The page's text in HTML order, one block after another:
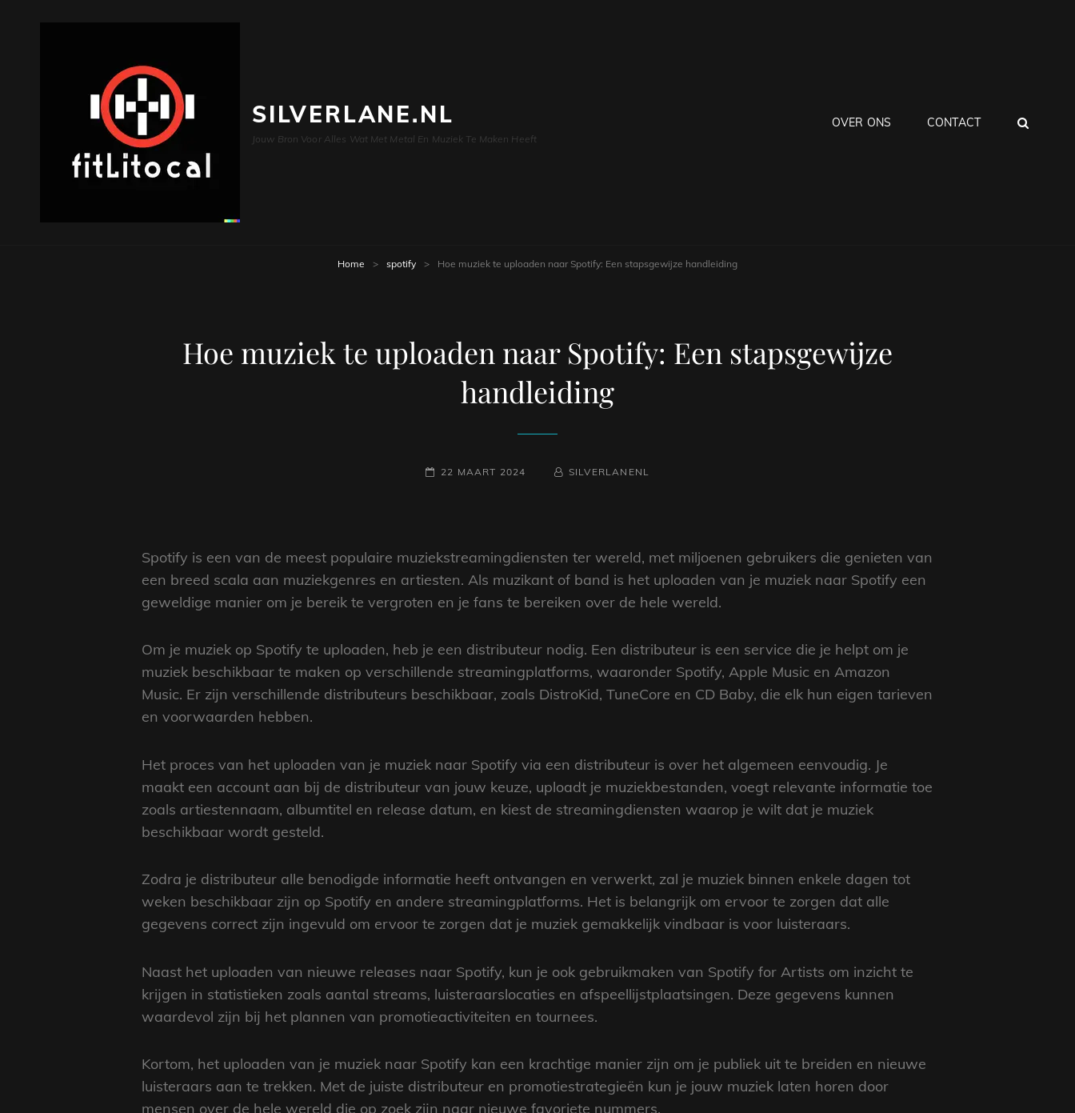
SILVERLANE.NL
Jouw Bron Voor Alles Wat Met Metal En Muziek Te Maken Heeft
OVER ONS CONTACT
Home > spotify > Hoe muziek te uploaden naar Spotify: Een stapsgewijze handleiding
Hoe muziek te uploaden naar Spotify: Een stapsgewijze
handleiding
GEPLAATST
22 MAART 2024 NAAMREGEL
BYLINE
SILVERLANENL
Spotify is een van de meest populaire muziekstreamingdiensten ter wereld, met miljoenen gebruikers die genieten van
een breed scala aan muziekgenres en artiesten. Als muzikant of band is het uploaden van je muziek naar Spotify een
geweldige manier om je bereik te vergroten en je fans te bereiken over de hele wereld.
Om je muziek op Spotify te uploaden, heb je een distributeur nodig. Een distributeur is een service die je helpt om je
muziek beschikbaar te maken op verschillende streamingplatforms, waaronder Spotify, Apple Music en Amazon
Music. Er zijn verschillende distributeurs beschikbaar, zoals DistroKid, TuneCore en CD Baby, die elk hun eigen tarieven
en voorwaarden hebben.
Het proces van het uploaden van je muziek naar Spotify via een distributeur is over het algemeen eenvoudig. Je
maakt een account aan bij de distributeur van jouw keuze, uploadt je muziekbestanden, voegt relevante informatie toe
zoals artiestennaam, albumtitel en release datum, en kiest de streamingdiensten waarop je wilt dat je muziek
beschikbaar wordt gesteld.
Zodra je distributeur alle benodigde informatie heeft ontvangen en verwerkt, zal je muziek binnen enkele dagen tot
weken beschikbaar zijn op Spotify en andere streamingplatforms. Het is belangrijk om ervoor te zorgen dat alle
gegevens correct zijn ingevuld om ervoor te zorgen dat je muziek gemakkelijk vindbaar is voor luisteraars.
Naast het uploaden van nieuwe releases naar Spotify, kun je ook gebruikmaken van Spotify for Artists om inzicht te
krijgen in statistieken zoals aantal streams, luisteraarslocaties en afspeellijstplaatsingen. Deze gegevens kunnen
waardevol zijn bij het plannen van promotieactiviteiten en tournees.
Kortom, het uploaden van je muziek naar Spotify kan een krachtige manier zijn om je publiek uit te breiden en nieuwe
luisteraars aan te trekken. Met de juiste distributeur en promotiestrategieën kun je jouw muziek laten horen door
mensen over de hele wereld die op zoek zijn naar nieuwe favoriete nummers.